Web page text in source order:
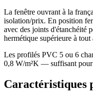
La fenêtre ouvrant à la
isolation/prix. En position
avec des joints d'étanchéité
hermétique supérieure à
Les profilés PVC 5 ou 6
0,8 W/m²K — suffisant pour
Caractéristiques